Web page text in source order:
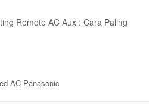
Remote AC Aux : Cara Paling
AC Panasonic